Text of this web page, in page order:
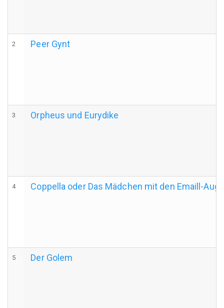
2 Peer Gynt
3 Orpheus und Eurydike
4 Coppella oder Das Mädchen mit den Emaill-
5 Der Golem